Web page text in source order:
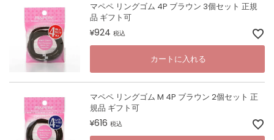
マペペ リングゴム 4P ブラウン 3個セット 正規
品 ギフト可
¥924 税込
カートに入れる
マペペ リングゴム M 4P ブラウン 2個セット 正
規品 ギフト可
¥616 税込